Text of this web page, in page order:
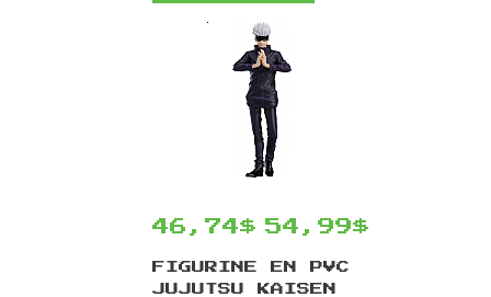
SQUARE ENIX -
TONBERRY
46,74$ 54,99$
FIGURINE EN PVC
JUJUTSU KAISEN